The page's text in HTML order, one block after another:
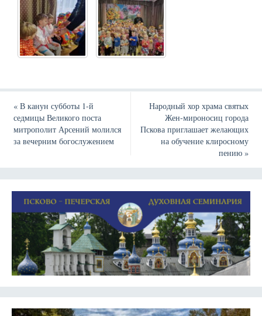
«В канун субботы 1-й
седмицы Великого поста
митрополит Арсений молился
за вечерним богослужением
Народный хор храма святых
Жен-мироносиц города
Пскова приглашает желающих
на обучение клиросному
пению»